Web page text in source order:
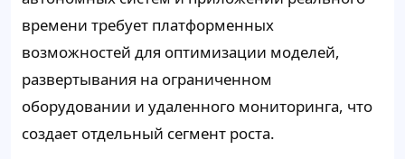
времени требует платформенных
возможностей для оптимизации моделей,
развертывания на ограниченном
оборудовании и удаленного мониторинга, что
создает отдельный сегмент роста.